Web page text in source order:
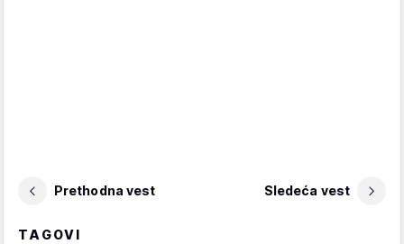
Prethodna vest Sledeća vest
TAGOVI